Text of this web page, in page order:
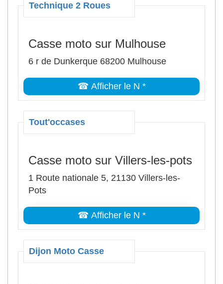
Technique 2 Roues
Casse moto sur Mulhouse
6 r de Dunkerque 68200 Mulhouse
☎ Afficher le N *
Tout'occases
Casse moto sur Villers-les-pots
1 Route nationale 5, 21130 Villers-les-
Pots
☎ Afficher le N *
Dijon Moto Casse